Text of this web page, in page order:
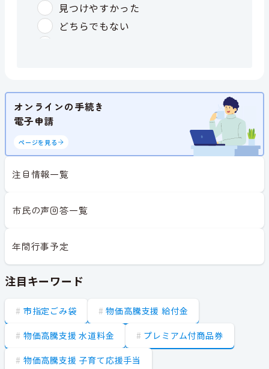
オンラインの手続き
電子申請
ページを見る
注目情報一覧
市民の声回答一覧
年間行事予定
注目キーワード
市指定ごみ袋 物価高騰支援 給付金
物価高騰支援 水道料金 プレミアム付商品券
物価高騰支援 子育て応援手当